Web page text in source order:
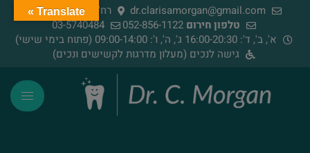
dr.clarisamorgan@gmail.com
רח' הירדן 91, רמת גן
טלפון חירום
03-5740484
א', ב', ד': 16:00-20:30 ג', ה', ו': 09:00-14:00 (פתוח בימי שישי)
גישה לנכים (מעלון מדרגות לקשישים ונכים)
Translate »